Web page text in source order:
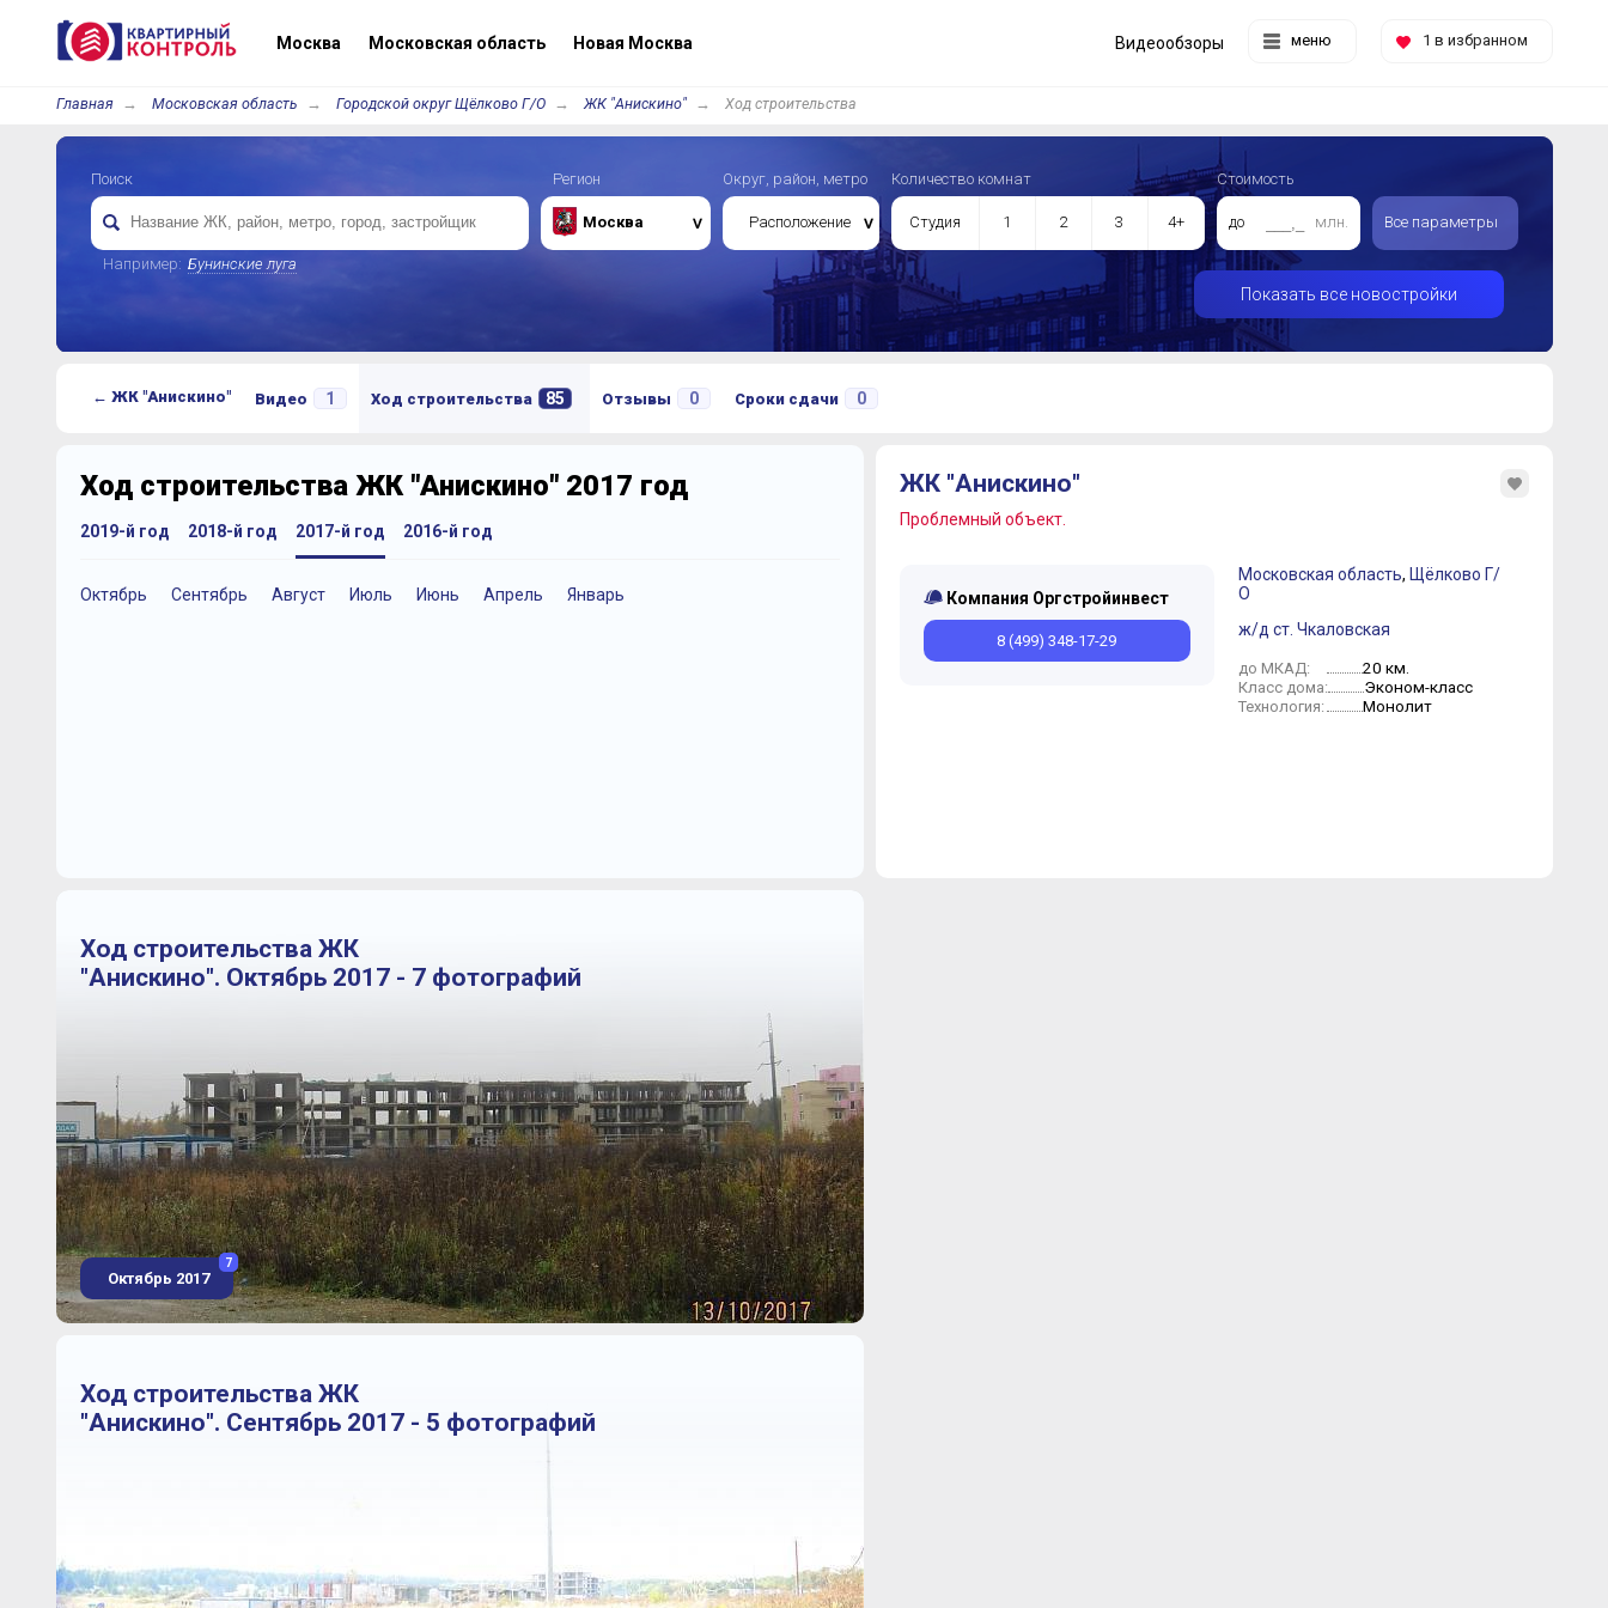
Москва Московская область Новая Москва меню 1 в избранном
Видеообзоры
Главная Московская область Городской округ Щёлково Г/О ЖК "Анискино" Ход строительства
Поиск
Например: Бунинские луга
Регион
Москва
Округ, район, метро
Расположение
Количество комнат
Студия 1 2 3 4+
Стоимость
до млн. Все параметры
Показать все новостройки
← ЖК "Анискино" Видео 1 Ход строительства 85 Отзывы 0 Сроки сдачи 0
Ход строительства ЖК "Анискино" 2017 год
2019-й год
Февраль
2018-й год
Май Январь
2017-й год
Октябрь Сентябрь Август Июль Июнь Апрель Январь
2016-й год
Апрель
Ход строительства ЖК
"Анискино". Октябрь 2017 - 7 фотографий
Октябрь 2017
7
Ход строительства ЖК
"Анискино". Сентябрь 2017 - 5 фотографий
ЖК "Анискино"
Проблемный объект.
Компания Оргстройинвест
8 (499) 348-17-29
Московская область, Щёлково Г/
О
ж/д ст. Чкаловская
до МКАД: 20 км.
Класс дома: Эконом-класс
Технология: Монолит